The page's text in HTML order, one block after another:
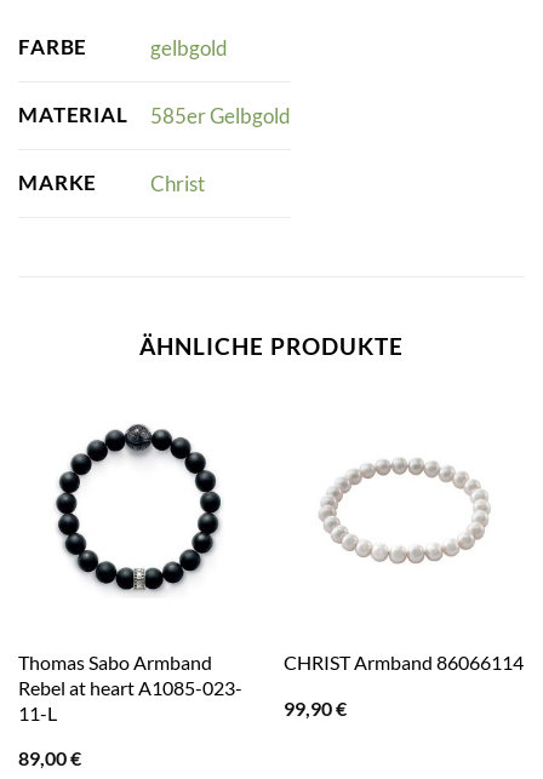
FARBE gelbgold
MATERIAL 585er Gelbgold
MARKE Christ
ÄHNLICHE PRODUKTE
Thomas Sabo Armband
Rebel at heart A1085-023-
11-L
89,00€
CHRIST Armband 86066114
99,90€